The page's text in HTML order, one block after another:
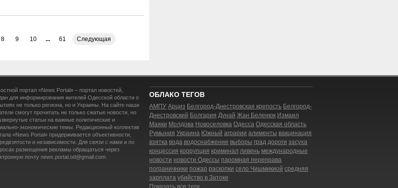
8 9 10 ... 61 Следующая
портал «News Portal» – портал новостей,
для информирования жителей Одесской области о
не только региона, но и Украины. На сайте наши
смогут прочитать не только сжатые новости, но
статьи на важные политические и
экономические темы. Редакционный коллектив
«News Portal» придерживается объективности,
и независимости. Для связи с нами и по
размещения рекламы обращаться через
почту news.portal.od@gmail.com.
ОБЛАКО ТЕГОВ
АМПУ Арциз Белгород-Днестровская крепость Белгород-
Днестровский Болгария Дунай Жан Беленюк Измаил
Маяки Молдова Новоселовка Одесса Одесская область
Румыния Украина Южный аграрии алименты вакцинация
взятка вода водоснабжение выборы град дороги засуха
концессия коррупция криминал ливень международные
новости новости Одессы паромная переправа
пограничники пожар раскопки село Чишмикиой средняя
зарплата убийство в Затоке
Показать все теги